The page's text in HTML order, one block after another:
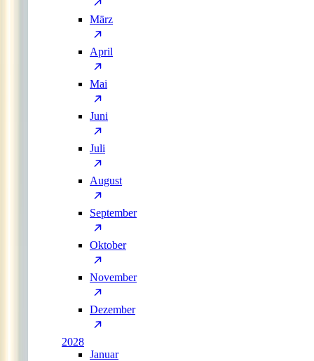
März
April
Mai
Juni
Juli
August
September
Oktober
November
Dezember
2028
Januar